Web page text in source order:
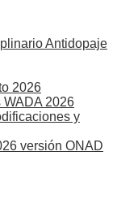
Antidopaje
2026
WADA 2026
y
versión ONAD